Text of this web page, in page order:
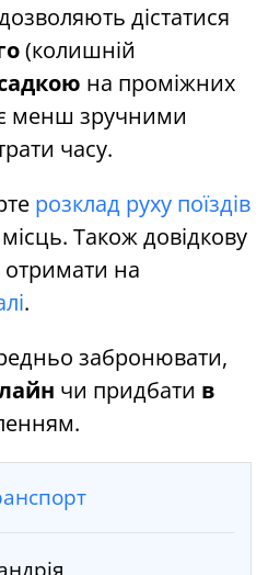
дістатися
(колишній
на проміжних
менш зручними
часу.
розклад руху поїздів
Також довідкову
на
.
забронювати,
чи придбати в